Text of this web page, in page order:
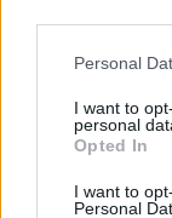
Please note that
not limited to
grant or deny
use your data
consent section.
Personal
I want to
personal
Opted In
I want to
Personal